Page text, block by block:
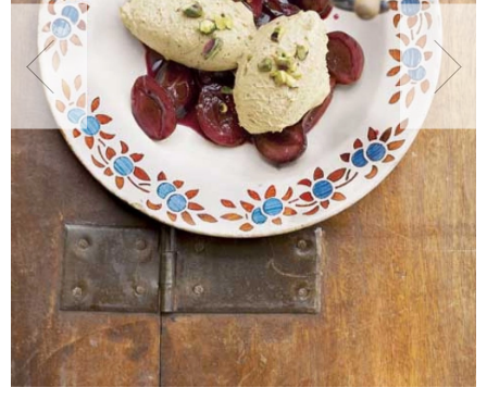
NATURALNIE
URODA
NATURALNA APTECZKA
DLA DOMU
EKO ŻYCIE